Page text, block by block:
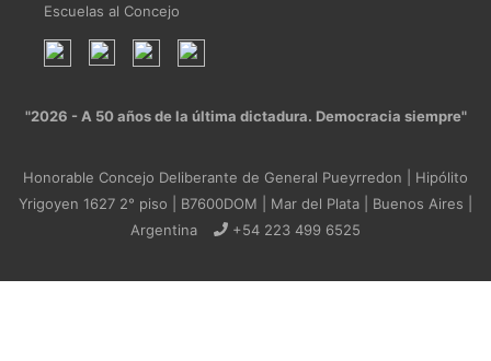
Escuelas al Concejo
"2026 - A 50 años de la última dictadura. Democracia siempre"
Honorable Concejo Deliberante de General Pueyrredon | Hipólito
Yrigoyen 1627 2° piso | B7600DOM | Mar del Plata | Buenos Aires |
Argentina
+54 223 499 6525